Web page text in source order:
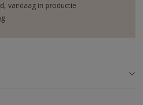
vandaag in productie